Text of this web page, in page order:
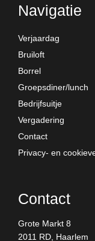
Navigatie
Verjaardag
Bruiloft
Borrel
Groepsdiner/lunch
Bedrijfsuitje
Vergadering
Contact
Privacy- en
Contact
Grote Markt 8
2011 RD, Haarlem